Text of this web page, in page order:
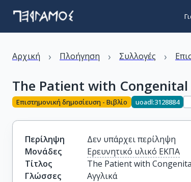
Αρχική › Πλοήγηση › Συλλογές ›
The Patient with
Επιστημονική δημοσίευση - Βιβλίο uoadl:3128884
Περίληψη
Δεν υπάρχει περίληψη
Μονάδες
Ερευνητικό υλικό ΕΚΠΑ
Τίτλος
The Patient with
Γλώσσες
Αγγλικά